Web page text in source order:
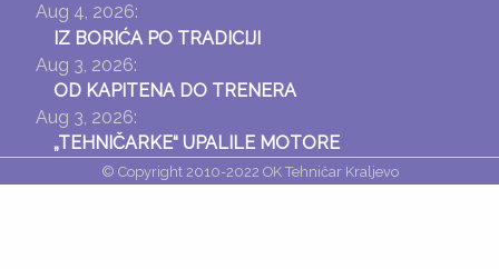
Aug 4, 2026:
IZ BORIĆA PO TRADICIJI
Aug 3, 2026:
OD KAPITENA DO TRENERA
Aug 3, 2026:
„TEHNIČARKE“ UPALILE MOTORE
© Copyright 2010-2022 OK Tehničar Kraljevo